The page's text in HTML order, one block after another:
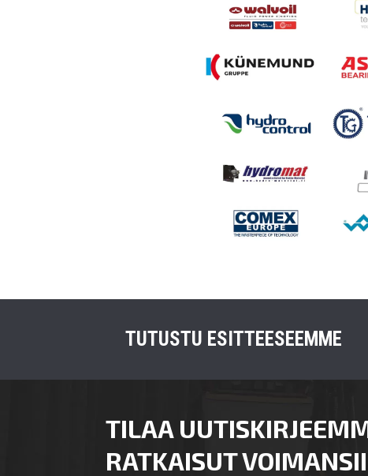
TUTUSTU ESITTEESEEMME
TILAA
RATKAISUT